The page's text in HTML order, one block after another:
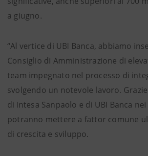
a giugno.
“Al vertice di UBI Banca, abbiamo
Consiglio di Amministrazione di
team impegnato nel processo di
svolgendo un notevole lavoro.
di Intesa Sanpaolo e di UBI Banca
potranno mettere a fattor comune
di crescita e sviluppo.